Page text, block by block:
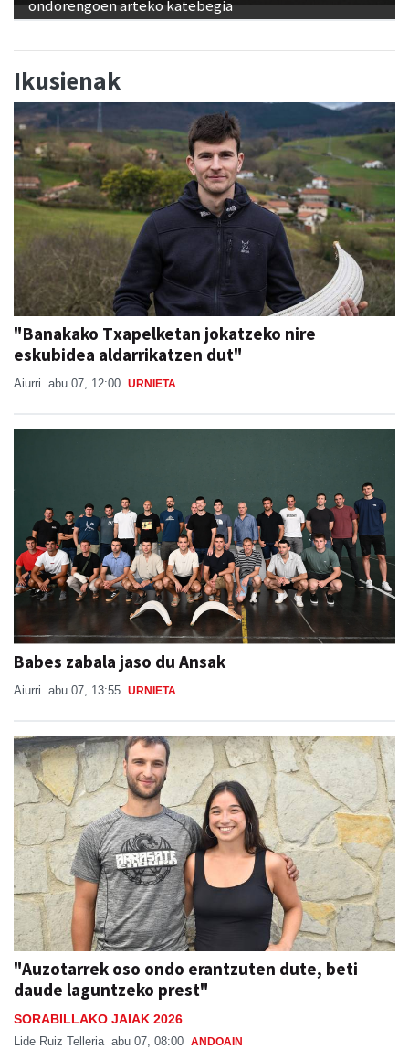
ondorengoen arteko katebegia
Ikusienak
"Banakako Txapelketan jokatzeko nire
eskubidea aldarrikatzen dut"
Aiurri abu 07, 12:00 URNIETA
Babes zabala jaso du Ansak
Aiurri abu 07, 13:55 URNIETA
"Auzotarrek oso ondo erantzuten dute, beti
daude laguntzeko prest"
SORABILLAKO JAIAK 2026
Lide Ruiz Telleria abu 07, 08:00 ANDOAIN